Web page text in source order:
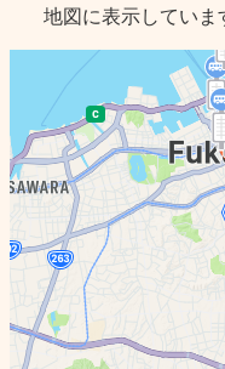
地図に表示していま